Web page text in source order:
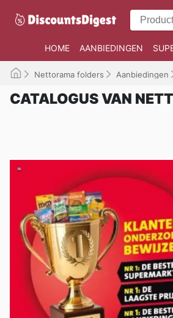
HOME AANBIEDINGEN
Nettorama folders Aanbiedingen
CATALOGUS VAN